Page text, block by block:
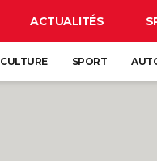
ACTUALITÉS
CULTURE SPORT